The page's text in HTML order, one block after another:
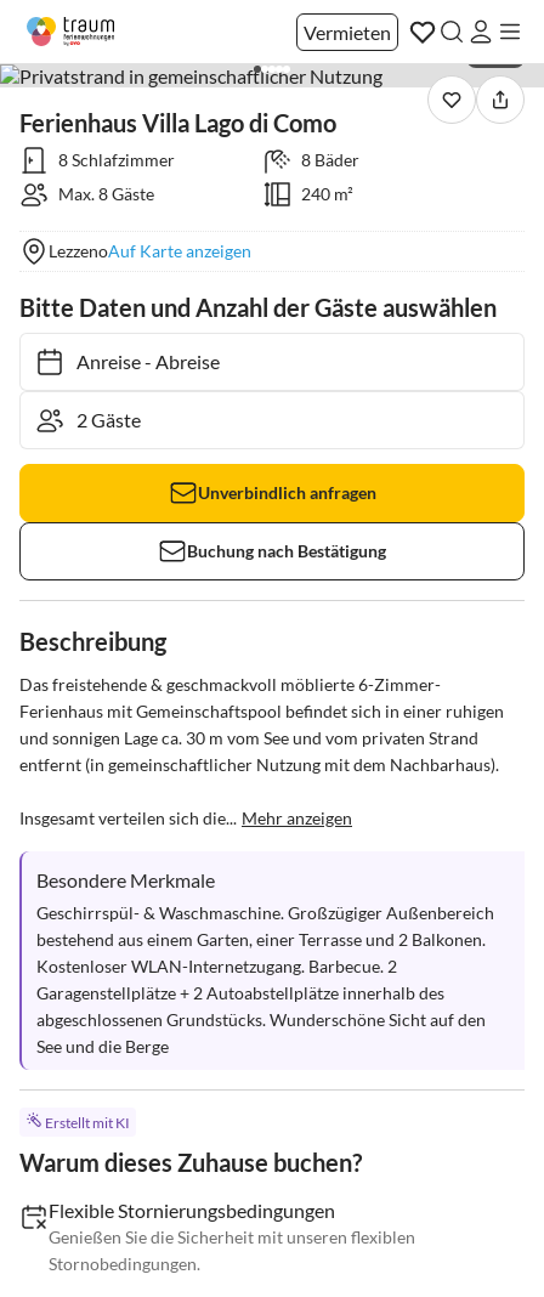
Vermieten
Ferienhaus Villa Lago di Como
8 Schlafzimmer
8 Bäder
Max. 8 Gäste
240 m²
LezzenoAuf Karte anzeigen
Bitte Daten und Anzahl der Gäste auswählen
Anreise- Abreise
Unverbindlich anfragen
Buchung nach Bestätigung
Beschreibung
Das freistehende & geschmackvoll möblierte 6-Zimmer-
Ferienhaus mit Gemeinschaftspool befindet sich in einer ruhigen
und sonnigen Lage ca. 30 m vom See und vom privaten Strand
entfernt (in gemeinschaftlicher Nutzung mit dem Nachbarhaus).
Insgesamt verteilen sich die... Mehr anzeigen
Besondere Merkmale
Geschirrspül- & Waschmaschine. Großzügiger Außenbereich
bestehend aus einem Garten, einer Terrasse und 2 Balkonen.
Kostenloser WLAN-Internetzugang. Barbecue. 2
Garagenstellplätze + 2 Autoabstellplätze innerhalb des
abgeschlossenen Grundstücks. Wunderschöne Sicht auf den
See und die Berge
Erstellt mit KI
Warum dieses Zuhause buchen?
Flexible Stornierungsbedingungen
Genießen Sie die Sicherheit mit unseren flexiblen
Stornobedingungen.